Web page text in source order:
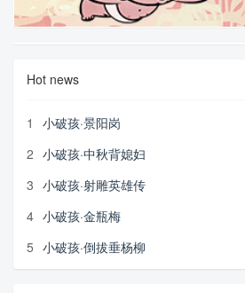
Hot news
1
小破孩·景阳岗
2 小破孩·中秋背媳妇
3 小破孩·射雕英雄传
4 小破孩·金瓶梅
5 小破孩·倒拔垂杨柳